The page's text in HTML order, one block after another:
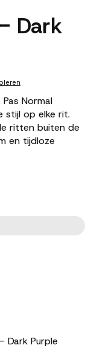
Dark
Normal
stijl op elke rit.
ritten buiten de
en tijdloze
Dark Purple